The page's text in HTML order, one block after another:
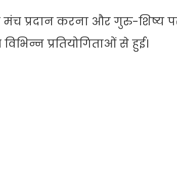
मंच प्रदान करना और गुरु-शिष्य
प्रतियोगिताओं से हुई।